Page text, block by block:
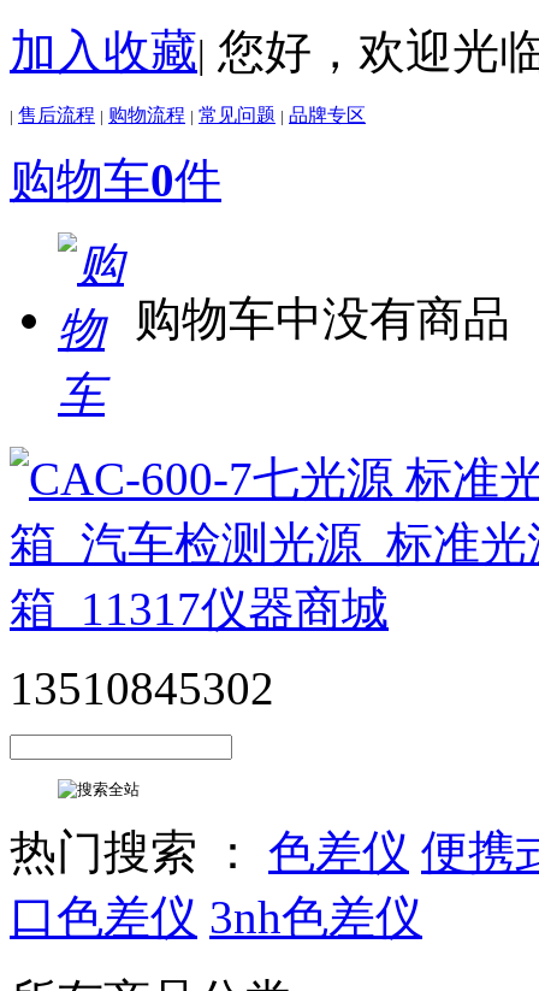
加入收藏| 您好，欢迎光
| 售后流程 | 购物流程 | 常见问题 | 品牌专区
购物车0件
购物车中没有商品
13510845302
热门搜索 ： 色差仪 便携
口色差仪 3nh色差仪